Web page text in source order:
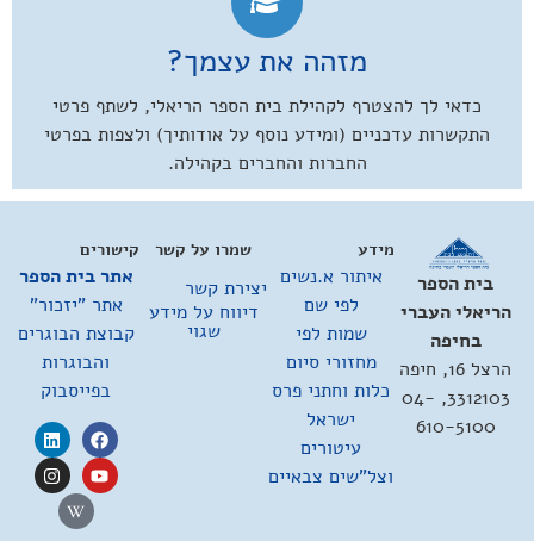
מזהה את עצמך?
כדאי לך להצטרף לקהילת בית הספר הריאלי, לשתף פרטי
התקשרות עדכניים (ומידע נוסף על אודותיך) ולצפות בפרטי
החברות והחברים בקהילה.
בית הספר
הריאלי העברי
בחיפה
הרצל 16, חיפה
3312103, 04-
610-5100
מידע
איתור א.נשים
לפי שם
שמות לפי
מחזורי סיום
כלות וחתני פרס
ישראל
עיטורים
וצל"שים צבאיים
קישורים
אתר בית הספר
אתר "יזכור"
קבוצת הבוגרים
והבוגרות
בפייסבוק
שמרו על קשר
יצירת קשר
דיווח על מידע
שגוי